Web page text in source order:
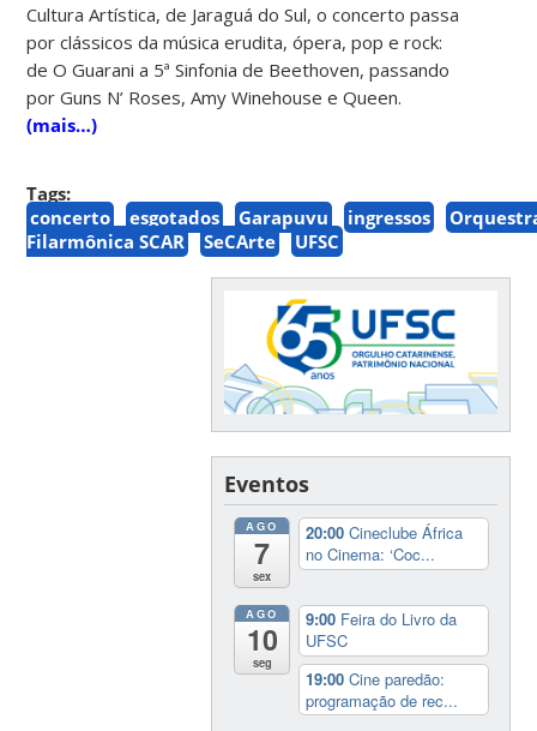
Cultura Artística, de Jaraguá do Sul, o concerto passa
por clássicos da música erudita, ópera, pop e rock:
de O Guarani a 5ª Sinfonia de Beethoven, passando
por Guns N’ Roses, Amy Winehouse e Queen.
(mais…)
Tags:
concerto
esgotados Garapuvu ingressos
Filarmônica SCAR
SeCArte UFSC
Eventos
AGO
7
sex
20:00Cineclube África
no Cinema: ‘Coc...
AGO
10
seg
9:00 Feira do Livro da
UFSC
19:00Cine paredão:
programação de rec...